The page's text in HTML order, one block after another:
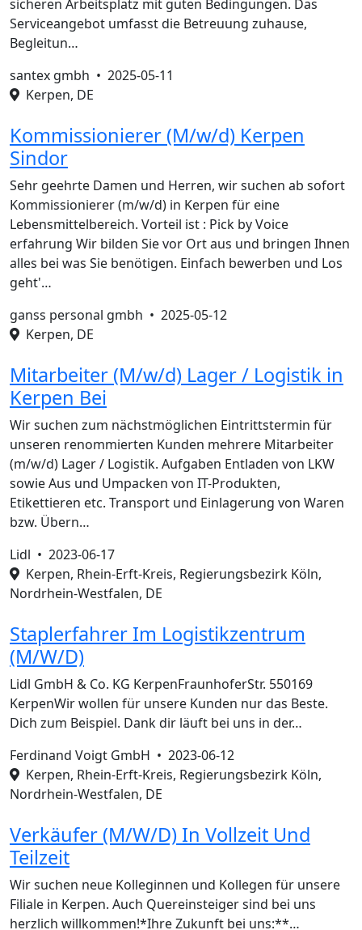
sicheren Arbeitsplatz mit guten Bedingungen. Das
Serviceangebot umfasst die Betreuung zuhause,
Begleitun…
santex gmbh • 2025-05-11
Kerpen, DE
Kommissionierer (M/w/d) Kerpen
Sindor
Sehr geehrte Damen und Herren, wir suchen ab sofort
Kommissionierer (m/w/d) in Kerpen für eine
Lebensmittelbereich. Vorteil ist : Pick by Voice
erfahrung Wir bilden Sie vor Ort aus und bringen Ihnen
alles bei was Sie benötigen. Einfach bewerben und Los
geht'…
ganss personal gmbh • 2025-05-12
Kerpen, DE
Mitarbeiter (M/w/d) Lager / Logistik in
Kerpen Bei
Wir suchen zum nächstmöglichen Eintrittstermin für
unseren renommierten Kunden mehrere Mitarbeiter
(m/w/d) Lager / Logistik. Aufgaben Entladen von LKW
sowie Aus und Umpacken von IT-Produkten,
Etikettieren etc. Transport und Einlagerung von Waren
bzw. Übern…
Lidl • 2023-06-17
Kerpen, Rhein-Erft-Kreis, Regierungsbezirk Köln,
Nordrhein-Westfalen, DE
Staplerfahrer Im Logistikzentrum
(M/W/D)
Lidl GmbH & Co. KG KerpenFraunhoferStr. 550169
KerpenWir wollen für unsere Kunden nur das Beste.
Dich zum Beispiel. Dank dir läuft bei uns in der…
Ferdinand Voigt GmbH • 2023-06-12
Kerpen, Rhein-Erft-Kreis, Regierungsbezirk Köln,
Nordrhein-Westfalen, DE
Verkäufer (M/W/D) In Vollzeit Und
Teilzeit
Wir suchen neue Kolleginnen und Kollegen für unsere
Filiale in Kerpen. Auch Quereinsteiger sind bei uns
herzlich willkommen!*Ihre Zukunft bei uns:**…